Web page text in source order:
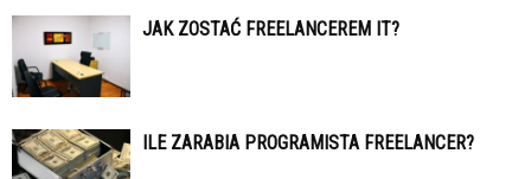
JAK ZOSTAĆ FREELANCEREM IT?
ILE ZARABIA PROGRAMISTA FREELANCER?